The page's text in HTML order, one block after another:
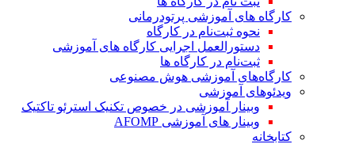
کارگاه های آموزشی پرتودرمانی
نحوه ثبت‌نام در کارگاه
دستورالعمل اجرایی کارگاه های آموزشی
ثبت‌نام در کارگاه ها
کارگاه‌های آموزشی هوش مصنوعی
ویدئوهای آموزشی
وبینار آموزشی در خصوص تکنیک استرئو تاکتیک
وبینار های آموزشی AFOMP
کتابخانه